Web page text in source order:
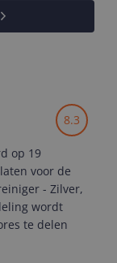
8.3
op 19
voor de
- Zilver,
wordt
te delen